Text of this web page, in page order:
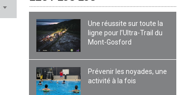
Une réussite sur toute la
ligne pour l’Ultra-Trail du
Mont-Gosford
Prévenir les noyades, une
activité à la fois